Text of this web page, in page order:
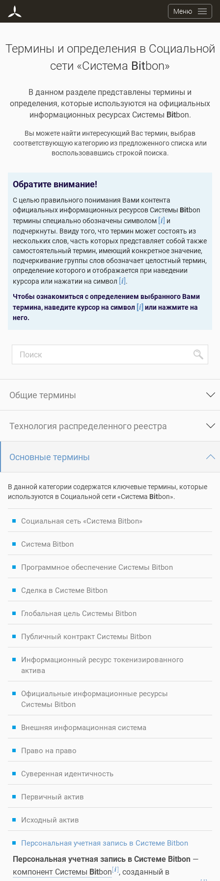
Меню
Термины и определения в Социальной
сети «Система Bitbon»
В данном разделе представлены термины и
определения, которые используются на официальных
информационных ресурсах Системы Bitbon.
Вы можете найти интересующий Вас термин, выбрав
соответствующую категорию из предложенного списка или
воспользовавшись строкой поиска.
Обратите внимание!
С целью правильного понимания Вами контента
официальных информационных ресурсов Системы Bitbon
термины специально обозначены символом [i] и
подчеркнуты. Ввиду того, что термин может состоять из
нескольких слов, часть которых представляет собой также
самостоятельный термин, имеющий конкретное значение,
подчеркивание группы слов обозначает целостный термин,
определение которого и отображается при наведении
курсора или нажатии на символ [i].
Чтобы ознакомиться с определением выбранного Вами
термина, наведите курсор на символ [i]или нажмите на
него.
Общие термины
Технология распределенного реестра
Основные термины
В данной категории содержатся ключевые термины, которые
используются в Социальной сети «Система Bitbon».
Социальная сеть «Система Bitbon»
Система Bitbon
Программное обеспечение Системы Bitbon
Сделка в Системе Bitbon
Глобальная цель Системы Bitbon
Публичный контракт Системы Bitbon
Информационный ресурс токенизированного
актива
Официальные информационные ресурсы
Системы Bitbon
Внешняя информационная система
Право на право
Суверенная идентичность
Первичный актив
Исходный актив
Персональная учетная запись в Системе Bitbon
Персональная учетная запись в Системе Bitbon —
компонент Системы Bitbon[i], созданный в